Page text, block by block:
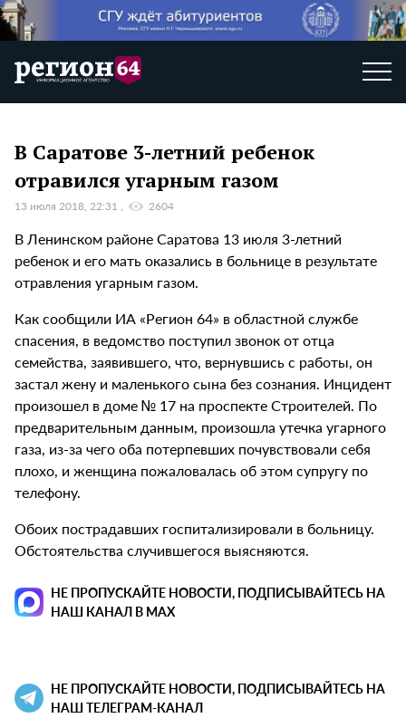
В Саратове 3-летний ребенок
отравился угарным газом
13 июля 2018, 22:31 2604
В Ленинском районе Саратова 13 июля 3-летний
ребенок и его мать оказались в больнице в результате
отравления угарным газом.
Как сообщили ИА «Регион 64» в областной службе
спасения, в ведомство поступил звонок от отца
семейства, заявившего, что, вернувшись с работы, он
застал жену и маленького сына без сознания. Инцидент
произошел в доме № 17 на проспекте Строителей. По
предварительным данным, произошла утечка угарного
газа, из-за чего оба потерпевших почувствовали себя
плохо, и женщина пожаловалась об этом супругу по
телефону.
Обоих пострадавших госпитализировали в больницу.
Обстоятельства случившегося выясняются.
НЕ ПРОПУСКАЙТЕ НОВОСТИ, ПОДПИСЫВАЙТЕСЬ НА
НАШ КАНАЛ В MAX
НЕ ПРОПУСКАЙТЕ НОВОСТИ, ПОДПИСЫВАЙТЕСЬ НА
НАШ ТЕЛЕГРАМ-КАНАЛ